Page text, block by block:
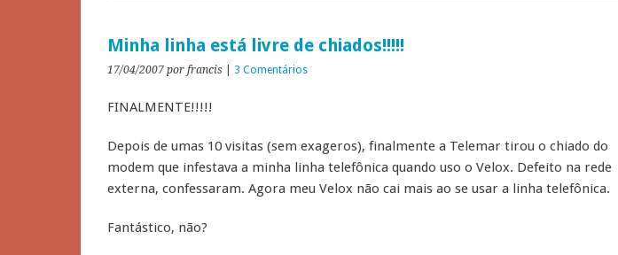
Minha linha está livre de chiados!!!!!
17/04/2007 por francis 3 Comentários
FINALMENTE!!!!!
Depois de umas 10 visitas (sem exageros), finalmente a Telemar tirou o chiado do
modem que infestava a minha linha telefônica quando uso o Velox. Defeito na rede
externa, confessaram. Agora meu Velox não cai mais ao se usar a linha telefônica.
Fantástico, não?